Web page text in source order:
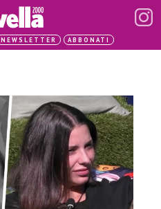
NEWSLETTER ABBONATI